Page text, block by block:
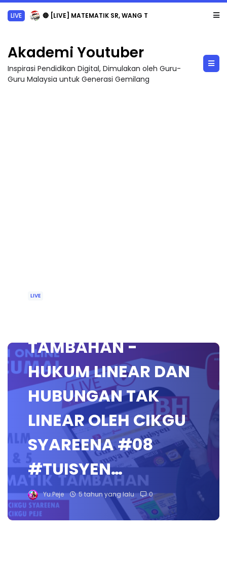
Sejarah Tingkatan 4
Akademi Youtuber
Inspirasi Pendidikan Digital, Dimulakan oleh Guru-
Guru Malaysia untuk Generasi Gemilang
LIVE
TAMBAHAN -
HUKUM LINEAR DAN
HUBUNGAN TAK
LINEAR OLEH CIKGU
SYAREENA #08
#TUISYEN…
Yu.Peje 5 tahun yang lalu 0